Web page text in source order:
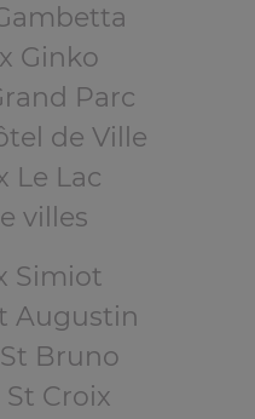
Ginko
Parc
de Ville
Le Lac
villes
Simiot
Augustin
Bruno
Croix